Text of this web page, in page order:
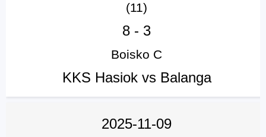
(11)
8 - 3
Boisko C
KKS Hasiok vs Balanga
2025-11-09